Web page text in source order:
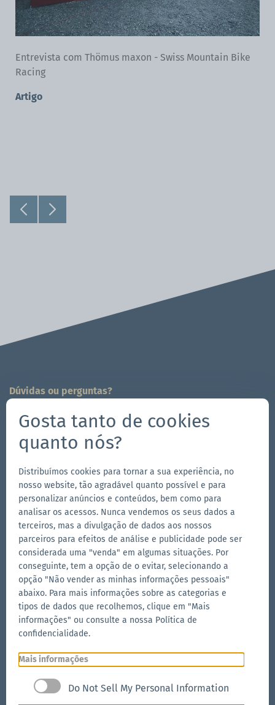
Entrevista com Thömus maxon - Swiss Mountain Bike
Racing
Artigo
© 2026 Zingerle Group SpA NIF IT01533450217 ·
Dúvidas ou perguntas?
704-312-1600
es@zingerle.group
para
página
do
Facebook
Ir
para
a
página
do
Instagram
Siga-
nos
YouTube
Ir
para
a
página
do
LinkedIn
Outras marcas do Zingerle Group
Ir
para
o
site
Ir
para
o
site
da
Ir
para
da
Gosta tanto de cookies
quanto nós?
Distribuímos cookies para tornar a sua experiência, no
nosso website, tão agradável quanto possível e para
personalizar anúncios e conteúdos, bem como para
analisar os acessos. Nunca vendemos os seus dados a
terceiros, mas a divulgação de dados aos nossos
parceiros para efeitos de análise e publicidade pode ser
considerada uma "venda" em algumas situações. Por
conseguinte, tem a opção de o evitar, selecionando a
opção "Não vender as minhas informações pessoais"
abaixo. Para mais informações sobre as categorias e
tipos de dados que recolhemos, clique em "Mais
informações" ou consulte a nossa Política de
confidencialidade.
Mais informações
Do Not Sell My Personal Information